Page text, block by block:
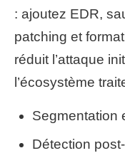
: ajoutez EDR,
patching et
réduit l’attaque
l’écosystème
Segmentation
Détection